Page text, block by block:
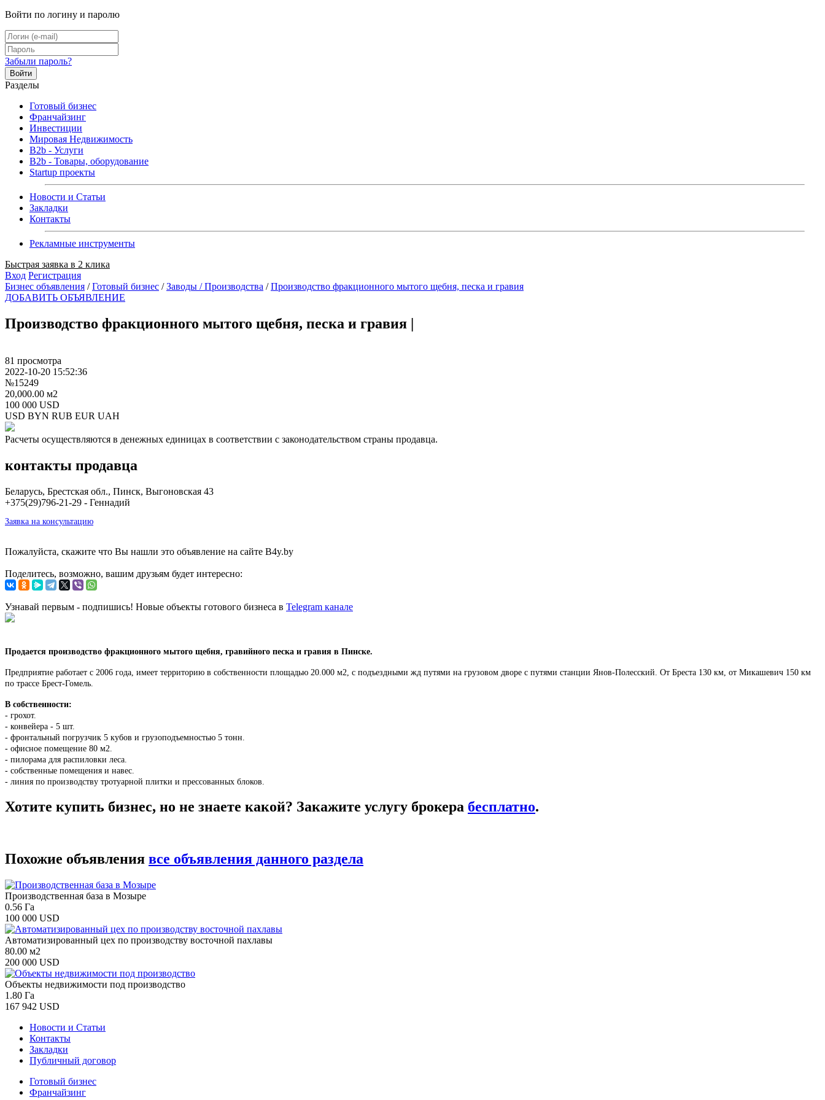
Войти по логину и паролю
Забыли пароль?
Войти
Разделы
Готовый бизнес
Франчайзинг
Инвестиции
Мировая Недвижимость
B2b - Услуги
B2b - Товары, оборудование
Startup проекты
Новости и Статьи
Закладки
Контакты
Рекламные инструменты
Быстрая заявка в 2 клика
Вход Регистрация
Бизнес объявления /Готовый бизнес /Заводы / Производства /Производство фракционного мытого щебня, песка и гравия
ДОБАВИТЬ ОБЪЯВЛЕНИЕ
Производство фракционного мытого щебня, песка и гравия |
81 просмотра
2022-10-20 15:52:36
№15249
20,000.00 м2
100 000 USD
USD BYN RUB EUR UAH
Расчеты осуществляются в денежных единицах в соответствии с законодательством страны продавца.
контакты продавца
Беларусь, Брестская обл., Пинск, Выгоновская 43
+375(29)796-21-29 - Геннадий
Заявка на консультацию
Пожалуйста, скажите что Вы нашли это объявление на сайте B4y.by
Поделитесь, возможно, вашим друзьям будет интересно:
Узнавай первым - подпишись! Новые объекты готового бизнеса в Telegram канале
Продается производство фракционного мытого щебня, гравийного песка и гравия в Пинске.
Предприятие работает с 2006 года, имеет территорию в собственности площадью 20.000 м2, с подъездными жд путями на грузовом дворе с путями станции Янов-Полесский. От Бреста 130 км, от Микашевич 150 км
по трассе Брест-Гомель.
В собственности:
- грохот.
- конвейера - 5 шт.
- фронтальный погрузчик 5 кубов и грузоподъемностью 5 тонн.
- офисное помещение 80 м2.
- пилорама для распиловки леса.
- собственные помещения и навес.
- линия по производству тротуарной плитки и прессованных блоков.
Хотите купить бизнес, но не знаете какой? Закажите услугу брокера бесплатно.
Похожие объявления все объявления данного раздела
Производственная база в Мозыре
0.56 Га
100 000 USD
Автоматизированный цех по производству восточной пахлавы
80.00 м2
200 000 USD
Объекты недвижимости под производство
1.80 Га
167 942 USD
Новости и Статьи
Контакты
Закладки
Публичный договор
Готовый бизнес
Франчайзинг